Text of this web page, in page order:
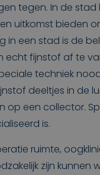
tegen. In de stad
uitkomst bieden
in een stad is de
echt fijnstof af te
techniek
deeltjes in de
op een collector.
is.
ruimte,
zijn kunnen